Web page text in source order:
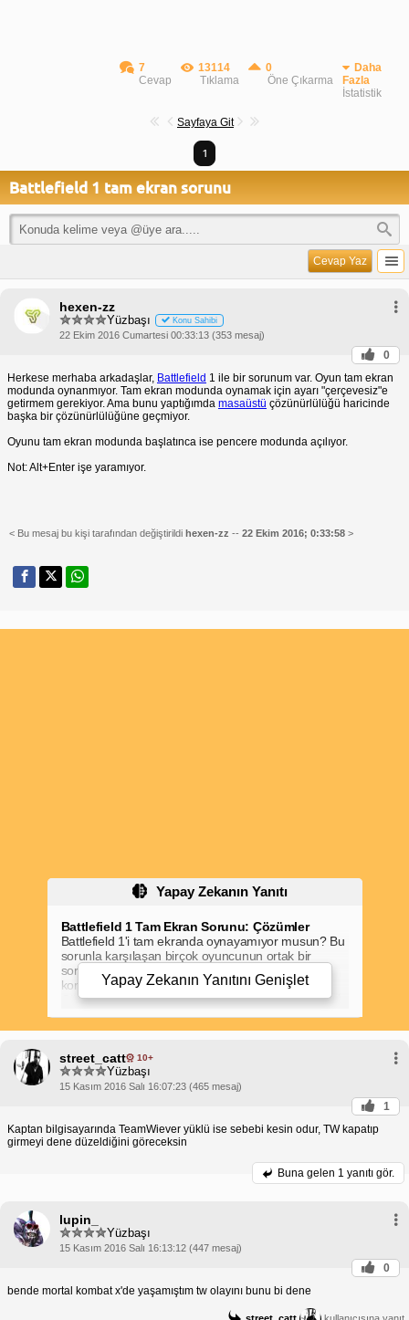
7
Cevap
13114
Tıklama
0
Öne Çıkarma
Daha
Fazla
İstatistik
Sayfaya Git
1
Battlefield 1 tam ekran sorunu
Cevap Yaz
hexen-zz
Yüzbaşı Konu Sahibi
22 Ekim 2016 Cumartesi 00:33:13 (353 mesaj)
0
Herkese merhaba arkadaşlar, Battlefield 1 ile bir sorunum var. Oyun tam ekran
modunda oynanmıyor. Tam ekran modunda oynamak için ayarı "çerçevesiz"e
getirmem gerekiyor. Ama bunu yaptığımda masaüstü çözünürlülüğü haricinde
başka bir çözünürlülüğüne geçmiyor.
Oyunu tam ekran modunda başlatınca ise pencere modunda açılıyor.
Not: Alt+Enter işe yaramıyor.
< Bu mesaj bu kişi tarafından değiştirildi hexen-zz -- 22 Ekim 2016; 0:33:58 >
Yapay Zekanın Yanıtı
Battlefield 1 Tam Ekran Sorunu: Çözümler
Battlefield 1'i tam ekranda oynayamıyor musun? Bu
sorunla karşılaşan birçok oyuncunun ortak bir
sorunudur. İşte "Battlefield 1 tam ekran yapma"
konusuyla ilgili bazı çözümler:
Çözüm 1: Oyun Ayarlarını Kontrol EtOyunu başlat
olduğundan emin ol.
Çözüm 2: Ekran Kartı Sürücülerini Güncelle
olabilir.
Ekran kartı üreticinin web sitesini ziyaret et ve en
son sürücüleri indir.
Çözüm 3: Windows Çözünürlüğünü Ayarla
Windows masaüstünde sağ tıkla ve "Ekran
desteklediği en yüksek çözünürlüğü ayarla.
Çözüm 4: Oyunu Yönetici Olarak Çalıştır
seç.
"Bu programı yönetici olarak çalıştır" kutusunu seç.
Yapay Zekanın Yanıtını Genişlet
street_catt 10+
Yüzbaşı
15 Kasım 2016 Salı 16:07:23 (465 mesaj)
1
Kaptan bilgisayarında TeamWiever yüklü ise sebebi kesin odur, TW kapatıp
girmeyi dene düzeldiğini göreceksin
Buna gelen 1 yanıtı gör.
lupin_
Yüzbaşı
15 Kasım 2016 Salı 16:13:12 (447 mesaj)
0
bende mortal kombat x'de yaşamıştım tw olayını bunu bi dene